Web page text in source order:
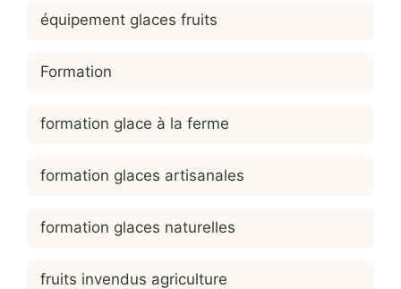
équipement glaces fruits
Formation
formation glace à la ferme
formation glaces artisanales
formation glaces naturelles
fruits invendus agriculture